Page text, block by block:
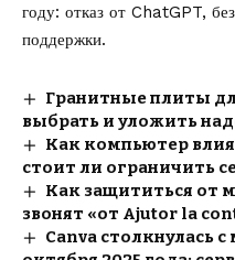
году: отказ от ChatGPT,
поддержки.
Гранитные плиты
выбрать и уложить
Как компьютер
стоит ли ограничить
Как защититься от
звонят «от Ajutor la
Canva столкнулась